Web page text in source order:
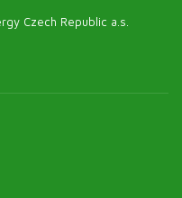
Czech Republic a.s.